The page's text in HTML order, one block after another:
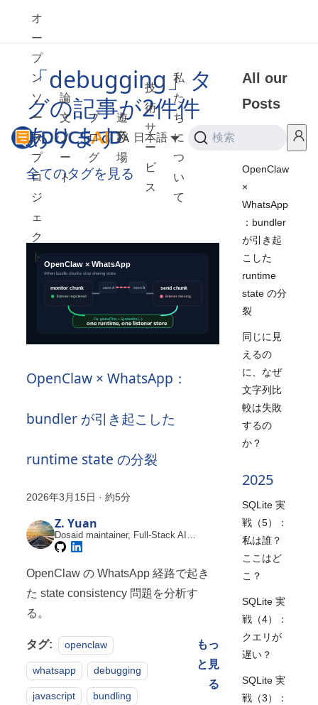
オ
ー
プ
ン
ソ
ー
ス
プ
ロ
ジ
ェ
ク
ト
論
文
ノ
ー
ト
ブ
ロ
グ
遊
び
場
技
術
サ
ー
ビ
ス
私
た
ち
に
つ
い
て
日本語 検索
「debugging」タ
グの記事が2件件
あります
全てのタグを見る
OpenClaw × WhatsApp：
bundler が引き起こした
runtime state の分裂
2026年3月15日 ·約5分
Z. Yuan
Dosaid maintainer, Full-Stack AI
Engineer
OpenClaw の WhatsApp 経路で起き
た state consistency 問題を分析す
る。
タグ: openclaw
whatsapp debugging
javascript bundling
もっ
と見
る
All our
Posts
OpenClaw
×
WhatsApp
：bundler
が引き起
こした
runtime
state の分
裂
同じに見
えるの
に、なぜ
文字列比
較は失敗
するの
か？
2025
SQLite 実
戦（5）：
私は誰？
ここはど
こ？
SQLite 実
戦（4）：
クエリが
遅い？
SQLite 実
戦（3）：